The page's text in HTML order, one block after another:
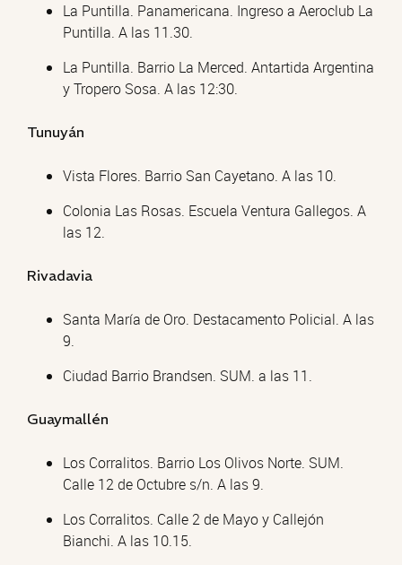
La Puntilla. Panamericana. Ingreso a Aeroclub La
Puntilla. A las 11.30.
La Puntilla. Barrio La Merced. Antartida Argentina
y Tropero Sosa. A las 12:30.
Tunuyán
Vista Flores. Barrio San Cayetano. A las 10.
Colonia Las Rosas. Escuela Ventura Gallegos. A
las 12.
Rivadavia
Santa María de Oro. Destacamento Policial. A las
9.
Ciudad Barrio Brandsen. SUM. a las 11.
Guaymallén
Los Corralitos. Barrio Los Olivos Norte. SUM.
Calle 12 de Octubre s/n. A las 9.
Los Corralitos. Calle 2 de Mayo y Callejón
Bianchi. A las 10.15.